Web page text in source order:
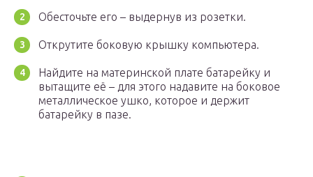
Обесточьте его – выдернув из розетки.
Открутите боковую крышку компьютера.
Найдите на материнской плате батарейку и
вытащите её – для этого надавите на боковое
металлическое ушко, которое и держит
батарейку в пазе.